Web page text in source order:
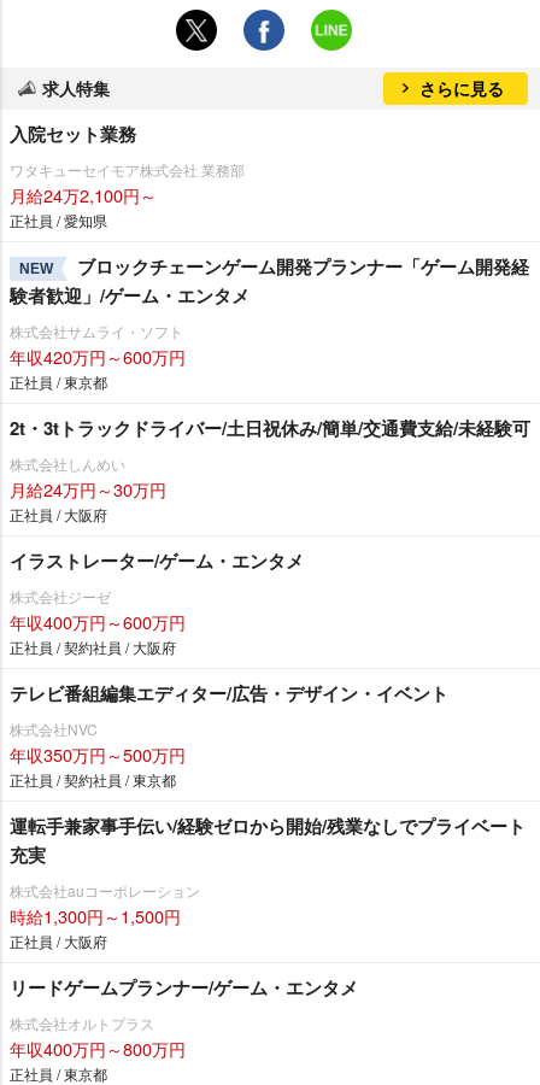
求人特集 さらに見る
入院セット業務
ワタキューセイモア株式会社 業務部
月給24万2,100円～
正社員 / 愛知県
NEW
ブロックチェーンゲーム開発プランナー「ゲーム開発経
験者歓迎」/ゲーム・エンタメ
株式会社サムライ・ソフト
年収420万円～600万円
正社員 / 東京都
2t・3tトラックドライバー/土日祝休み/簡単/交通費支給/未経験可
株式会社しんめい
月給24万円～30万円
正社員 / 大阪府
イラストレーター/ゲーム・エンタメ
株式会社ジーゼ
年収400万円～600万円
正社員 / 契約社員 / 大阪府
テレビ番組編集エディター/広告・デザイン・イベント
株式会社NVC
年収350万円～500万円
正社員 / 契約社員 / 東京都
運転手兼家事手伝い/経験ゼロから開始/残業なしでプライベート
充実
株式会社auコーポレーション
時給1,300円～1,500円
正社員 / 大阪府
リードゲームプランナー/ゲーム・エンタメ
株式会社オルトプラス
年収400万円～800万円
正社員 / 東京都